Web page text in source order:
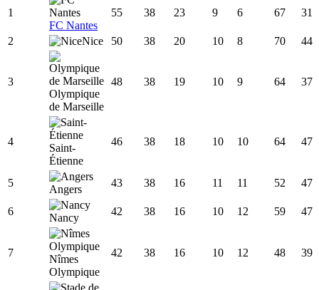
1
FC Nantes
55 38 23 9 6 67 31
2 Nice 50 38 20 10 8 70 44
3
Olympique
de Marseille
48 38 19 10 9 64 37
4
Saint-
Étienne
46 38 18 10 10 64 47
5
Angers
43 38 16 11 11 52 47
6
Nancy
42 38 16 10 12 59 47
7
Nîmes
Olympique
42 38 16 10 12 48 39